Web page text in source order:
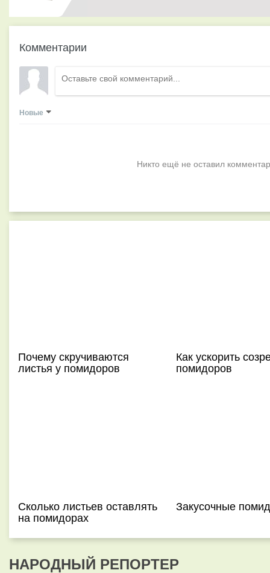
Комментарии
Новые
Никто ещё не оставил
Почему скручиваются
листья у помидоров
Как ускорить
помидоров
Сколько листьев оставлять
на помидорах
Закусочные
НАРОДНЫЙ РЕПОРТЕР